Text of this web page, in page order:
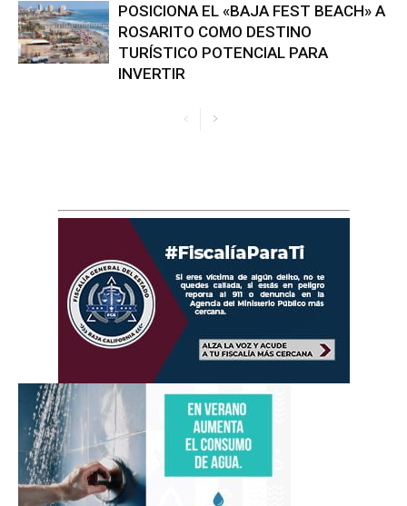
POSICIONA EL «BAJA FEST BEACH» A
ROSARITO COMO DESTINO
TURÍSTICO POTENCIAL PARA
INVERTIR